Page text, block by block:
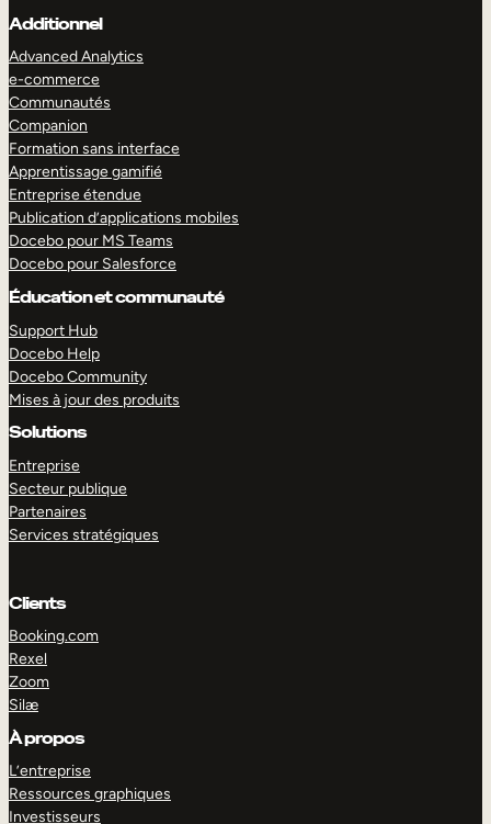
Additionnel
Advanced Analytics
e-commerce
Communautés
Companion
Formation sans interface
Apprentissage gamifié
Entreprise étendue
Publication d’applications mobiles
Docebo pour MS Teams
Docebo pour Salesforce
Éducation et communauté
Support Hub
Docebo Help
Docebo Community
Mises à jour des produits
Solutions
Entreprise
Secteur publique
Partenaires
Services stratégiques
Clients
Booking.com
Rexel
Zoom
Silæ
À propos
L’entreprise
Ressources graphiques
Investisseurs